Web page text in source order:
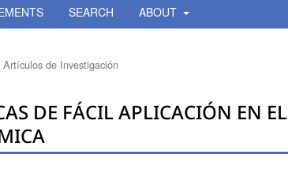
SEARCH ABOUT
Artículos de Investigación
DE FÁCIL APLICACIÓN EN EL